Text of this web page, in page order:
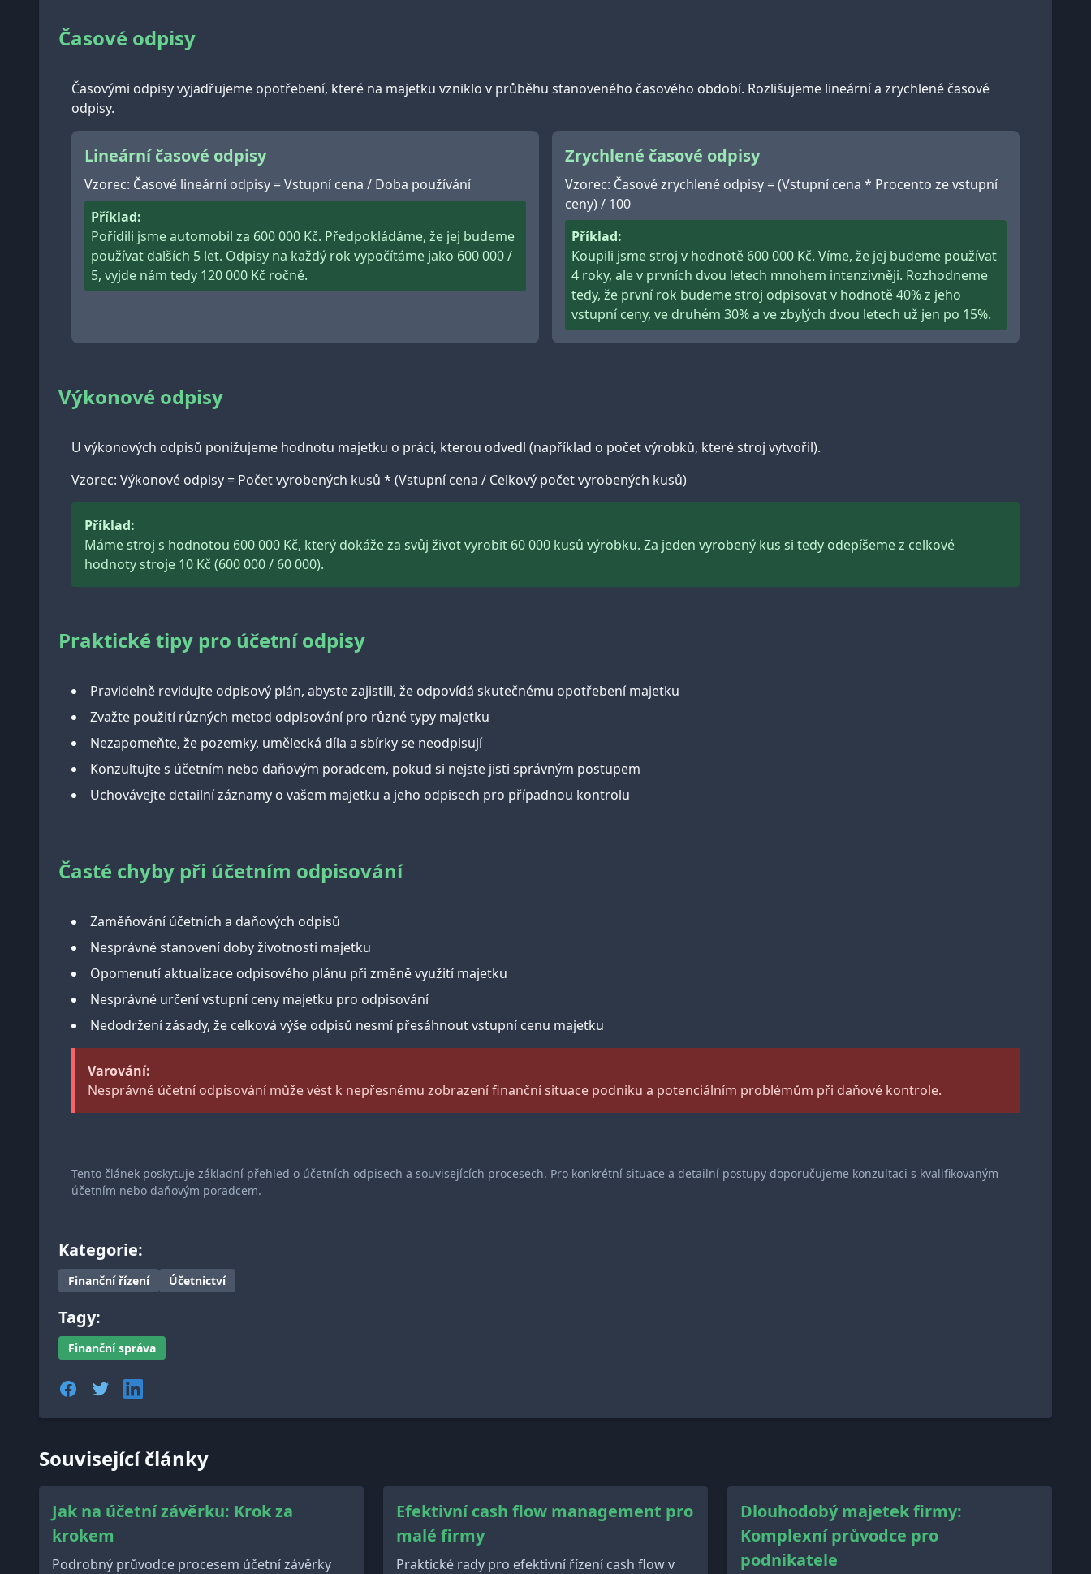
Časové odpisy
Časovými odpisy vyjadřujeme opotřebení, které na majetku vzniklo v průběhu stanoveného časového období. Rozlišujeme lineární a zrychlené časové
odpisy.
Lineární časové odpisy
Vzorec: Časové lineární odpisy = Vstupní cena / Doba používání
Příklad:
Pořídili jsme automobil za 600 000 Kč. Předpokládáme, že jej budeme
používat dalších 5 let. Odpisy na každý rok vypočítáme jako 600 000 /
5, vyjde nám tedy 120 000 Kč ročně.
Zrychlené časové odpisy
Vzorec: Časové zrychlené odpisy = (Vstupní cena * Procento ze vstupní
ceny) / 100
Příklad:
Koupili jsme stroj v hodnotě 600 000 Kč. Víme, že jej budeme používat
4 roky, ale v prvních dvou letech mnohem intenzivněji. Rozhodneme
tedy, že první rok budeme stroj odpisovat v hodnotě 40% z jeho
vstupní ceny, ve druhém 30% a ve zbylých dvou letech už jen po 15%.
Výkonové odpisy
U výkonových odpisů ponižujeme hodnotu majetku o práci, kterou odvedl (například o počet výrobků, které stroj vytvořil).
Vzorec: Výkonové odpisy = Počet vyrobených kusů * (Vstupní cena / Celkový počet vyrobených kusů)
Příklad:
Máme stroj s hodnotou 600 000 Kč, který dokáže za svůj život vyrobit 60 000 kusů výrobku. Za jeden vyrobený kus si tedy odepíšeme z celkové
hodnoty stroje 10 Kč (600 000 / 60 000).
Praktické tipy pro účetní odpisy
Pravidelně revidujte odpisový plán, abyste zajistili, že odpovídá skutečnému opotřebení majetku
Zvažte použití různých metod odpisování pro různé typy majetku
Nezapomeňte, že pozemky, umělecká díla a sbírky se neodpisují
Konzultujte s účetním nebo daňovým poradcem, pokud si nejste jisti správným postupem
Uchovávejte detailní záznamy o vašem majetku a jeho odpisech pro případnou kontrolu
Časté chyby při účetním odpisování
Zaměňování účetních a daňových odpisů
Nesprávné stanovení doby životnosti majetku
Opomenutí aktualizace odpisového plánu při změně využití majetku
Nesprávné určení vstupní ceny majetku pro odpisování
Nedodržení zásady, že celková výše odpisů nesmí přesáhnout vstupní cenu majetku
Varování:
Nesprávné účetní odpisování může vést k nepřesnému zobrazení finanční situace podniku a potenciálním problémům při daňové kontrole.
Tento článek poskytuje základní přehled o účetních odpisech a souvisejících procesech. Pro konkrétní situace a detailní postupy doporučujeme konzultaci s kvalifikovaným
účetním nebo daňovým poradcem.
Kategorie:
Finanční řízení Účetnictví
Tagy:
Finanční správa
Související články
Jak na účetní závěrku: Krok za
krokem
Podrobný průvodce procesem účetní závěrky
Efektivní cash flow management pro
malé firmy
Praktické rady pro efektivní řízení cash flow v
Dlouhodobý majetek firmy:
Komplexní průvodce pro
podnikatele